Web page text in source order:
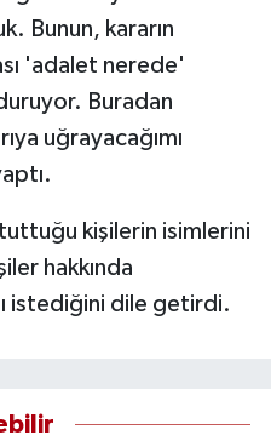
Bunun, kararın
'adalet nerede'
Buradan
uğrayacağımı
kişilerin isimlerini
hakkında
istediğini dile getirdi.